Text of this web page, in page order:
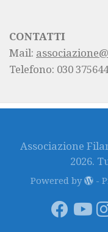
CONTATTI
Mail:
Telefono: 030
Associazione
2026.
Powered by -